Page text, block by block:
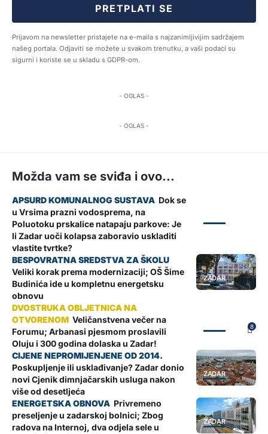
PRETPLATI SE
Prijavom na newsletter pristajete na e-maila s najzanimljivijim sadržajem
našeg portala. Odjaviti se možete u svakom trenutku, a vaši podaci su
sigurni i koriste se u skladu s GDPR-om.
- OGLAS -
- OGLAS -
Možda vam se sviđa i ovo...
Dok se
u Vrsima prazni vodosprema, na
Poluotoku prskalice natapaju parkove: Je
li Zadar uoči kolapsa zaboravio uskladiti
vlastite tvrtke?
ZADAR
Veliki korak prema modernizaciji; OŠ Šime
Budinića ide u kompletnu energetsku
obnovu
8
Veličanstvena večer na
Forumu; Arbanasi pjesmom proslavili
Oluju i 300 godina dolaska u Zadar!
ZADAR
Poskupljenje ili usklađivanje? Zadar donio
novi Cjenik dimnjačarskih usluga nakon
više od desetljeća
ZADAR
Privremeno
preseljenje u zadarskoj bolnici; Zbog
radova na Internoj, dva odjela sele u